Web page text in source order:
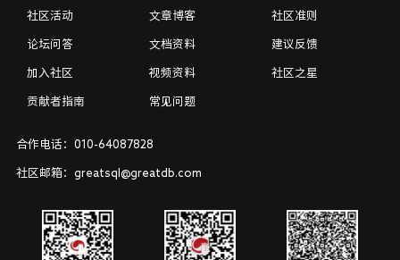
社区活动
论坛问答
加入社区
贡献者指南
文章博客
文档资料
视频资料
常见问题
社区准则
建议反馈
社区之星
合作电话：010-64087828
社区邮箱：greatsql@greatdb.com